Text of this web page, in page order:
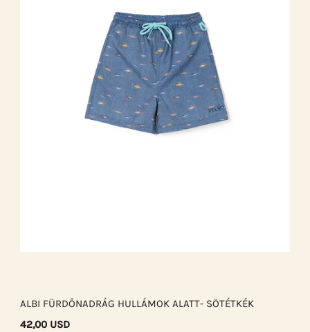
ALBI FÜRDŐNADRÁG HULLÁMOK ALATT- SÖTÉTKÉK
42,00 USD